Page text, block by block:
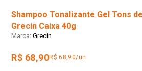
Shampoo Tonalizante Gel Tons
Grecin Caixa 40g
Grecin
R$ 68,90R$ 68,90/un